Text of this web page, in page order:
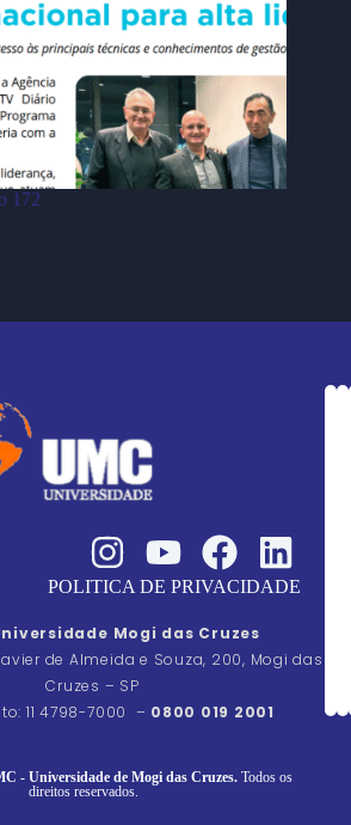
172
POLITICA DE PRIVACIDADE
Mogi das Cruzes
de Almeida e Souza, 200, Mogi das
Cruzes – SP
11 4798-7000 – 0800 019 2001
- Universidade de Mogi das Cruzes.Todos os
direitos reservados.